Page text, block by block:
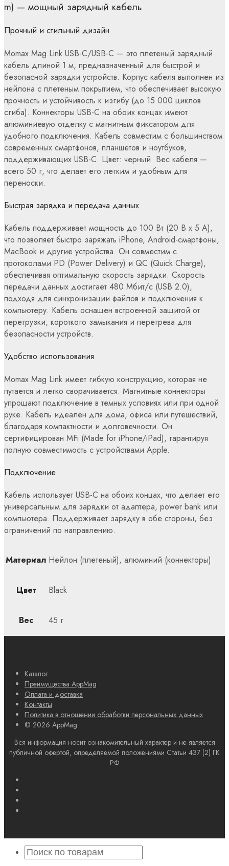
m) — мощный зарядный кабель
Прочный и стильный дизайн
Momax Mag Link USB-C/USB-C — это плетеный зарядный
кабель длиной 1 м, предназначенный для быстрой и
безопасной зарядки устройств. Корпус кабеля выполнен из
нейлона с плетеным покрытием, что обеспечивает высокую
прочность и устойчивость к изгибу (до 15 000 циклов
сгиба). Коннекторы USB-C на обоих концах имеют
алюминиевую отделку с магнитным фиксатором для
удобного подключения. Кабель совместим с большинством
современных смартфонов, планшетов и ноутбуков,
поддерживающих USB-C. Цвет: черный. Вес кабеля —
всего 50 г, что делает его легким и удобным для
переноски.
Быстрая зарядка и передача данных
Кабель поддерживает мощность до 100 Вт (20 В x 5 А),
что позволяет быстро заряжать iPhone, Android-смартфоны,
MacBook и другие устройства. Он совместим с
протоколами PD (Power Delivery) и QC (Quick Charge),
обеспечивая оптимальную скорость зарядки. Скорость
передачи данных достигает 480 Мбит/с (USB 2.0),
подходя для синхронизации файлов и подключения к
компьютеру. Кабель оснащен встроенной защитой от
перегрузки, короткого замыкания и перегрева для
безопасности устройств.
Удобство использования
Momax Mag Link имеет гибкую конструкцию, которая не
путается и легко сворачивается. Магнитные коннекторы
упрощают подключение в темных условиях или при одной
руке. Кабель идеален для дома, офиса или путешествий,
благодаря компактности и долговечности. Он
сертифицирован MFi (Made for iPhone/iPad), гарантируя
полную совместимость с устройствами Apple.
Подключение
Кабель использует USB-C на обоих концах, что делает его
универсальным для зарядки от адаптера, power bank или
компьютера. Поддерживает зарядку в обе стороны, без
ограничений по направлению.
Материал Нейлон (плетеный), алюминий (коннекторы)
Цвет Black
Вес 45 г
Каталог
Преимущества AppMag
Оплата и доставка
Контакты
Политика в отношении обработки персональных данных
© 2026 AppMag
Вся информация носит ознакомительный характер и не является
публичной офертой, определяемой положениями Статьи 437 (2) ГК
РФ